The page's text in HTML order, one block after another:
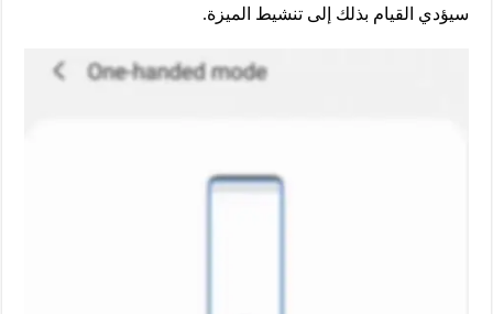
سيؤدي القيام بذلك إلى تنشيط الميزة.